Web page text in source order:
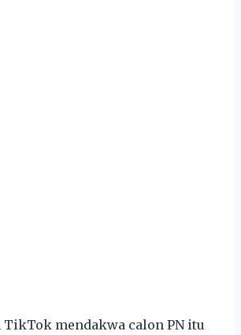
TikTok mendakwa calon PN itu